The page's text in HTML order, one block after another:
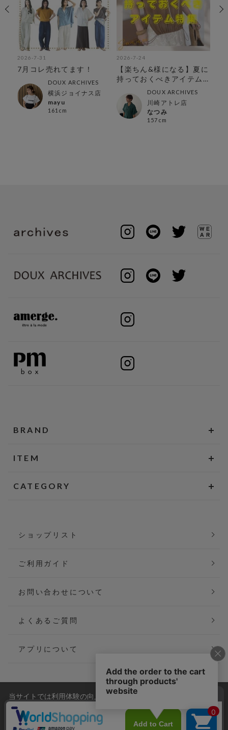
2026-7-31
7月コレ売れてます！
DOUX ARCHIVES
横浜ジョイナス店
mayu
161cm
2026-7-24
【楽ちん&様になる】夏に
持っておくべきアイテム
DOUX ARCHIVES
川崎アトレ店
なつみ
157cm
BRAND
ITEM
CATEGORY
ショップリスト
ご利用ガイド
お問い合わせについて
よくあるご質問
アプリについて
会社概要
ご利用規約
個人情報保護方針
当サイトでは利用体験の向上およびコンテンツの最適な提供、ト
ラフィックの分析を目的としてCookieを使用しています。
サイトの閲覧を継続された場合、Cookieの利用に同意したことも